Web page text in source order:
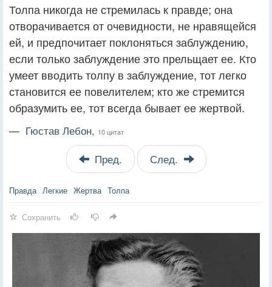
Толпа никогда не стремилась к правде; она
отворачивается от очевидности, не нравящейся
ей, и предпочитает по­клоняться заблуждению,
если только заблуждение это прельщает ее. Кто
умеет вводить толпу в заблуждение, тот легко
становится ее повелителем; кто же стремится
образумить ее, тот всегда бывает ее жертвой.
— Гюстав Лебон, 10 цитат
Пред. След.
Правда Легкие Жертва Толпа
Сохранить